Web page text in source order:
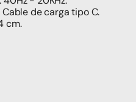
de carga tipo C.
cm.